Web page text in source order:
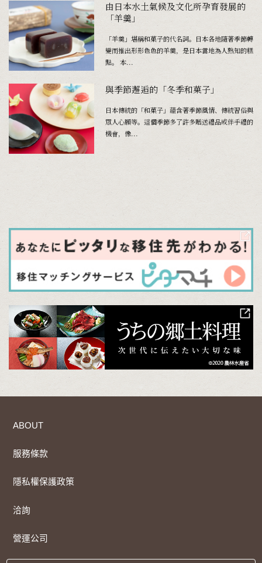
由日本水土氣候及文化所孕育發展的
「羊羹」
「羊羹」堪稱和菓子的代名詞。日本各地隨著季節轉
變而推出形形色色的羊羹，是日本當地為人熟知的糕
點。 本...
與季節邂逅的「冬季和菓子」
日本傳統的「和菓子」蘊含著季節風情、傳統習俗與
眾人心願等。這個季節多了許多贈送禮品或伴手禮的
機會，像...
ABOUT
服務條款
隱私權保護政策
洽詢
營運公司